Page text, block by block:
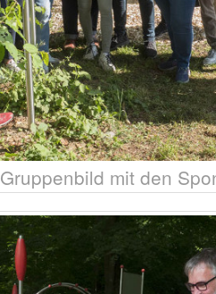
Gruppenbild mit den